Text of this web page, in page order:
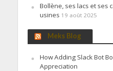
Bollène, ses lacs et ses
usines 19 août 2025
Meks Blog
How Adding Slack Bot
Appreciation